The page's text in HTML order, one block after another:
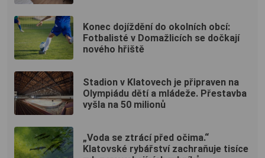
Konec dojíždění do okolních obcí:
Fotbalisté v Domažlicích se dočkají
nového hřiště
Stadion v Klatovech je připraven na
Olympiádu dětí a mládeže. Přestavba
vyšla na 50 milionů
„Voda se ztrácí před očima.“
Klatovské rybářství zachraňuje tisíce